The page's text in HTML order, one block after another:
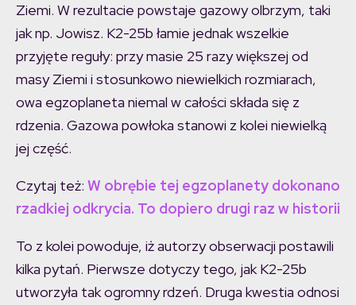
Ziemi. W rezultacie powstaje gazowy olbrzym, taki
jak np. Jowisz. K2-25b łamie jednak wszelkie
przyjęte reguły: przy masie 25 razy większej od
masy Ziemi i stosunkowo niewielkich rozmiarach,
owa egzoplaneta niemal w całości składa się z
rdzenia. Gazowa powłoka stanowi z kolei niewielką
jej część.
Czytaj też: W obrębie tej egzoplanety dokonano
rzadkiej odkrycia. To dopiero drugi raz w historii
To z kolei powoduje, iż autorzy obserwacji postawili
kilka pytań. Pierwsze dotyczy tego, jak K2-25b
utworzyła tak ogromny rdzeń. Druga kwestia odnosi